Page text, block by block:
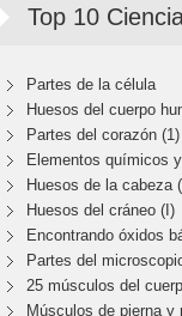
Top 10
Partes de la célula
Huesos del cuerpo
Partes del corazón (1)
Elementos químicos
Huesos de la cabeza
Huesos del cráneo (I)
Encontrando óxidos
Partes del
25 músculos del
Músculos de pierna y